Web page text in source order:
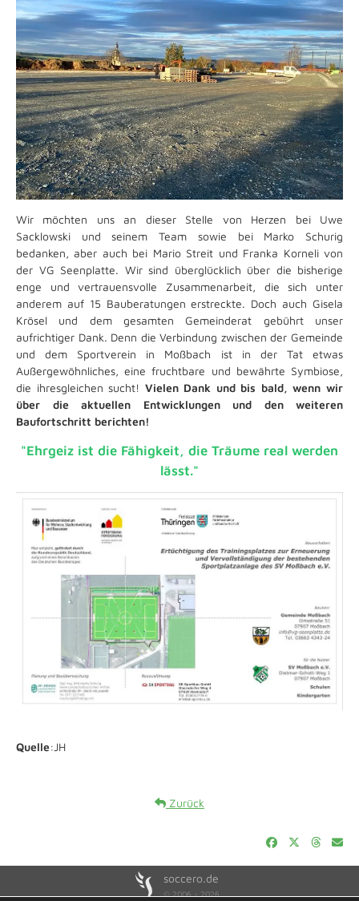
Wir möchten uns an dieser Stelle von Herzen bei Uwe
Sacklowski und seinem Team sowie bei Marko Schurig
bedanken, aber auch bei Mario Streit und Franka Korneli von
der VG Seenplatte. Wir sind überglücklich über die bisherige
enge und vertrauensvolle Zusammenarbeit, die sich unter
anderem auf 15 Bauberatungen erstreckte. Doch auch Gisela
Krösel und dem gesamten Gemeinderat gebührt unser
aufrichtiger Dank. Denn die Verbindung zwischen der Gemeinde
und dem Sportverein in Moßbach ist in der Tat etwas
Außergewöhnliches, eine fruchtbare und bewährte Symbiose,
die ihresgleichen sucht! Vielen Dank und bis bald, wenn wir
über die aktuellen Entwicklungen und den weiteren
Baufortschritt berichten!
"Ehrgeiz ist die Fähigkeit, die Träume real werden
lässt."
Quelle:JH
Zurück
soccero.de
© 2006 - 2026